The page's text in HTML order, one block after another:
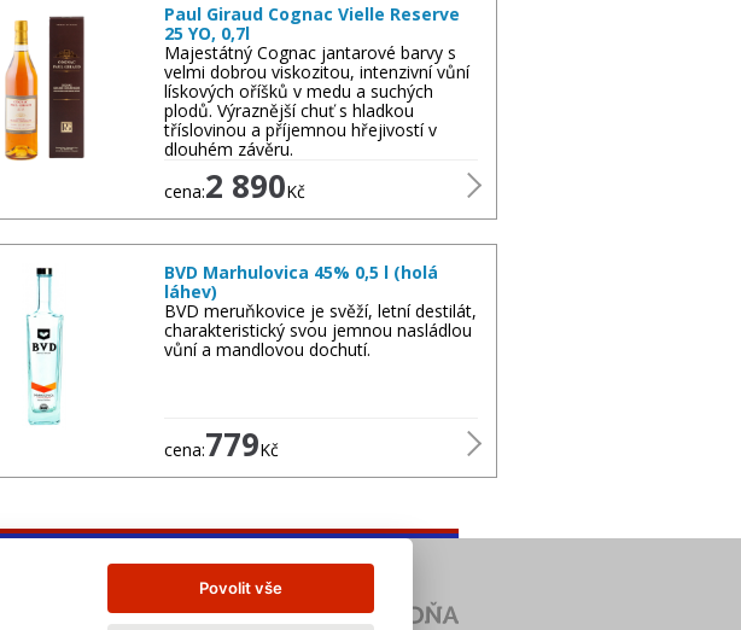
Paul Giraud Cognac Vielle Reserve
25 YO, 0,7l
Majestátný Cognac jantarové barvy s
velmi dobrou viskozitou, intenzivní vůní
lískových oříšků v medu a suchých
plodů. Výraznější chuť s hladkou
tříslovinou a příjemnou hřejivostí v
dlouhém závěru.
cena:2 890Kč
BVD Marhulovica 45% 0,5 l (holá
láhev)
BVD meruňkovice je svěží, letní destilát,
charakteristický svou jemnou nasládlou
vůní a mandlovou dochutí.
cena:779Kč
Povolit vše